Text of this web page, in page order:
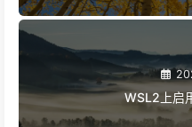
WSL2上启